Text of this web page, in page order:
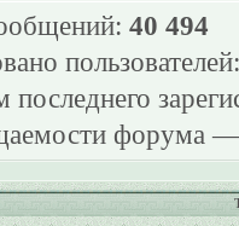
40 494
последнего
форума